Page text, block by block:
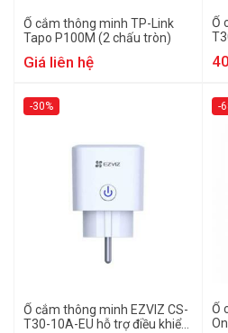
Ổ cắm thông minh TP-Link
Tapo P100M (2 chấu tròn)
Giá liên hệ
Ổ
-30%
Ổ cắm thông minh EZVIZ CS-
T30-10A-EU hỗ trợ điều khiển
-
Ổ